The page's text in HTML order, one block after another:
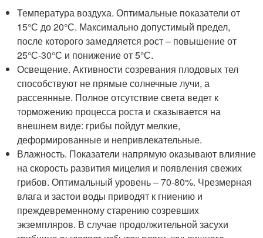
Температура воздуха. Оптимальные показатели от
15°С до 20°С. Максимально допустимый предел,
после которого замедляется рост – повышение от
25°С-30°С и понижение от 5°С.
Освещение. Активности созревания плодовых тел
способствуют не прямые солнечные лучи, а
рассеянные. Полное отсутствие света ведет к
торможению процесса роста и сказывается на
внешнем виде: грибы пойдут мелкие,
деформированные и непривлекательные.
Влажность. Показатели напрямую оказывают влияние
на скорость развития мицелия и появления свежих
грибов. Оптимальный уровень – 70-80%. Чрезмерная
влага и застои воды приводят к гниению и
преждевременному старению созревших
экземпляров. В случае продолжительной засухи